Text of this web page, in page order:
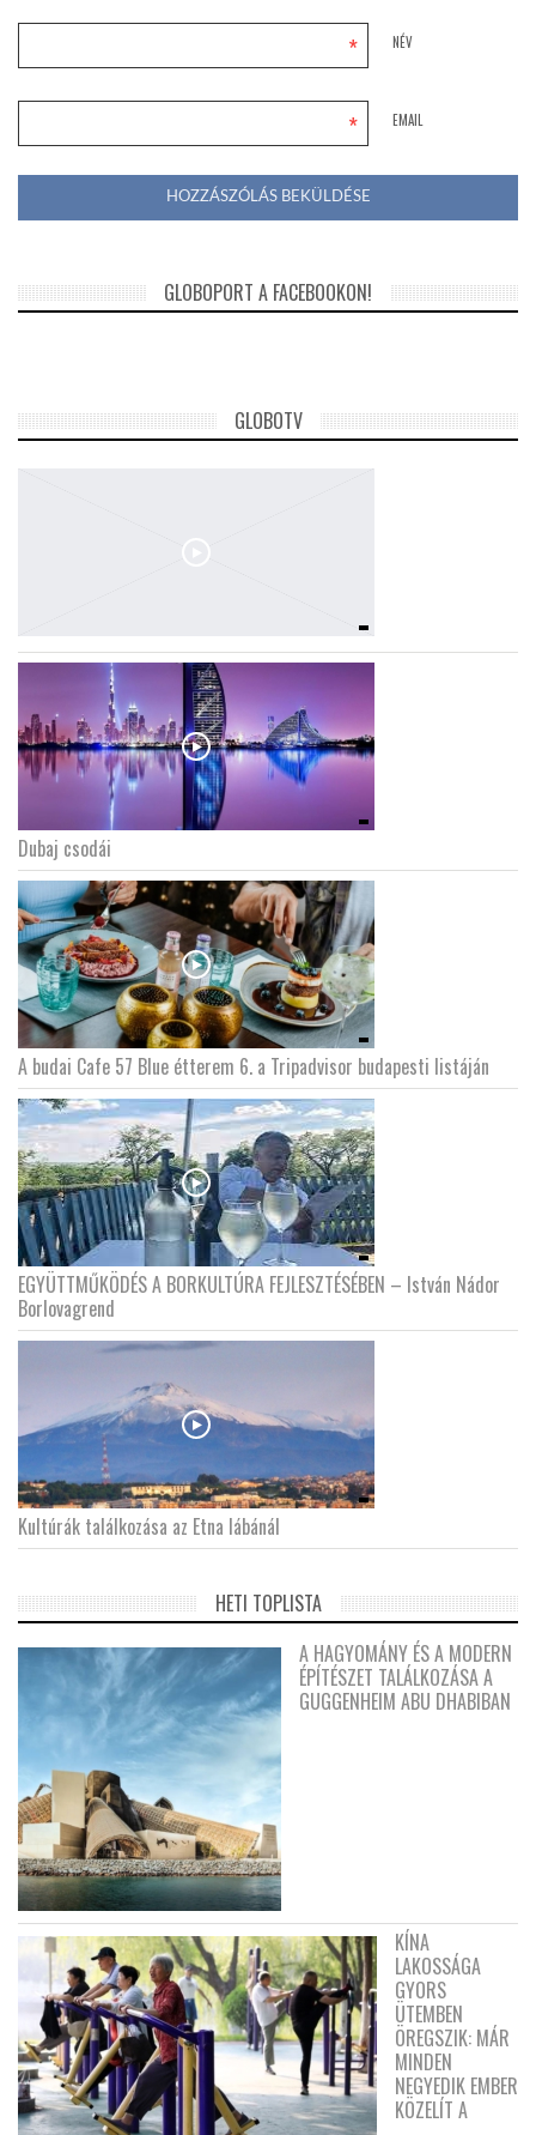
NÉV
*
EMAIL
*
GLOBOPORT A FACEBOOKON!
GLOBOTV
Dubaj csodái
A budai Cafe 57 Blue étterem 6. a Tripadvisor budapesti listáján
EGYÜTTMŰKÖDÉS A BORKULTÚRA FEJLESZTÉSÉBEN – István Nádor
Borlovagrend
Kultúrák találkozása az Etna lábánál
HETI TOPLISTA
A HAGYOMÁNY ÉS A MODERN
ÉPÍTÉSZET TALÁLKOZÁSA A
GUGGENHEIM ABU DHABIBAN
KÍNA
LAKOSSÁGA
GYORS
ÜTEMBEN
ÖREGSZIK: MÁR
MINDEN
NEGYEDIK EMBER
KÖZELÍT A